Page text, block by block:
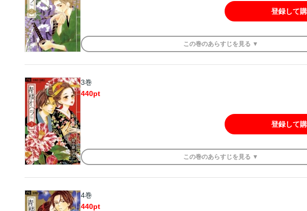
登録して
この巻のあらすじを 見る ▼
3巻
440pt
登録して
この巻のあらすじを 見る ▼
4巻
440pt